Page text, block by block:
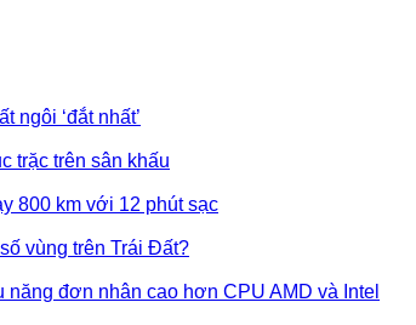
ngôi ‘đắt nhất’
trặc trên sân khấu
800 km với 12 phút sạc
vùng trên Trái Đất?
đơn nhân cao hơn CPU AMD và Intel